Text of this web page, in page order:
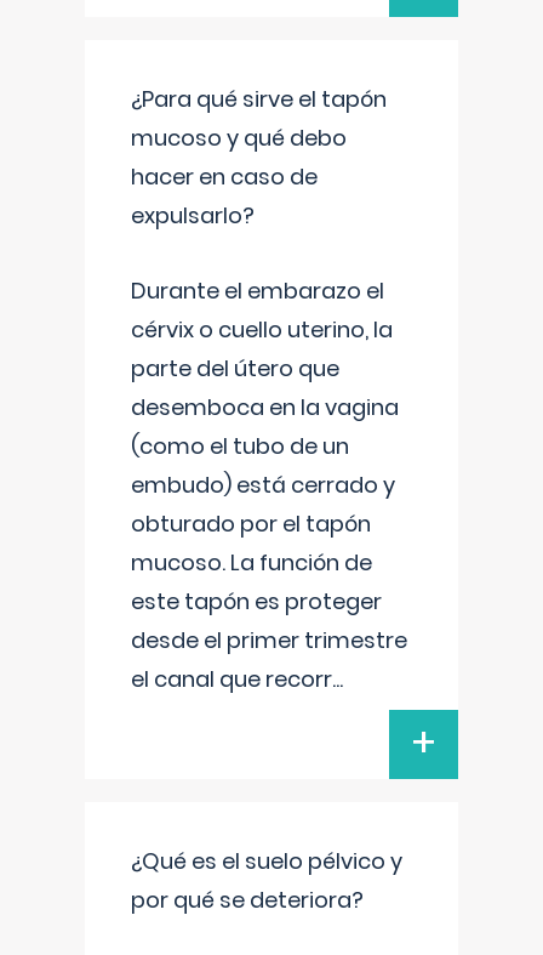
¿Para qué sirve el tapón
mucoso y qué debo
hacer en caso de
expulsarlo?
Durante el embarazo el
cérvix o cuello uterino, la
parte del útero que
desemboca en la vagina
(como el tubo de un
embudo) está cerrado y
obturado por el tapón
mucoso. La función de
este tapón es proteger
desde el primer trimestre
el canal que recorr...
+
¿Qué es el suelo pélvico y
por qué se deteriora?